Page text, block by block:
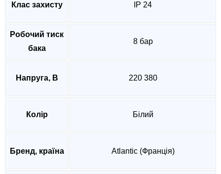
Клас захисту IP 24
Робочий тиск
бака
8 бар
Напруга, В 220 380
Колір Білий
Бренд, країна Atlantic (Франція)